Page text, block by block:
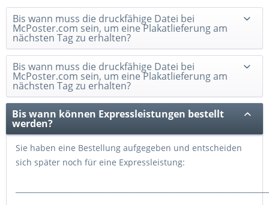
Bis wann muss die druckfähige Datei bei
McPoster.com sein, um eine Plakatlieferung am
nächsten Tag zu erhalten?
Bis wann muss die druckfähige Datei bei
McPoster.com sein, um eine Plakatlieferung am
nächsten Tag zu erhalten?
Bis wann können Expressleistungen bestellt
werden?
Sie haben eine Bestellung aufgegeben und entscheiden
sich später noch für eine Expressleistung: